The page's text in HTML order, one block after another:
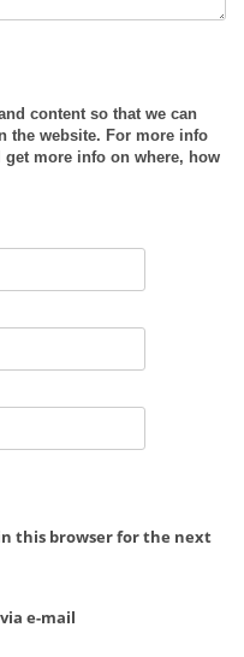
content so that we can
the website. For more info
more info on where, how
this browser for the next
e-mail